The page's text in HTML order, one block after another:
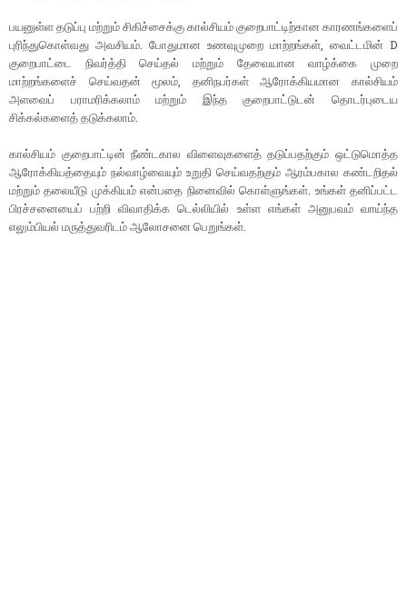
பயனுள்ள தடுப்பு மற்றும் சிகிச்சைக்கு கால்சியம் குறைபாட்டிற்கான காரணங்களைப்
புரிந்துகொள்வது அவசியம். போதுமான உணவுமுறை மாற்றங்கள், வைட்டமின் D
குறைபாட்டை நிவர்த்தி செய்தல் மற்றும் தேவையான வாழ்க்கை முறை
மாற்றங்களைச் செய்வதன் மூலம், தனிநபர்கள் ஆரோக்கியமான கால்சியம்
அளவைப் பராமரிக்கலாம் மற்றும் இந்த குறைபாட்டுடன் தொடர்புடைய
சிக்கல்களைத் தடுக்கலாம்.
கால்சியம் குறைபாட்டின் நீண்டகால விளைவுகளைத் தடுப்பதற்கும் ஒட்டுமொத்த
ஆரோக்கியத்தையும் நல்வாழ்வையும் உறுதி செய்வதற்கும் ஆரம்பகால கண்டறிதல்
மற்றும் தலையீடு முக்கியம் என்பதை நினைவில் கொள்ளுங்கள். உங்கள் தனிப்பட்ட
பிரச்சனையைப் பற்றி விவாதிக்க டெல்லியில் உள்ள எங்கள் அனுபவம் வாய்ந்த
எலும்பியல் மருத்துவரிடம் ஆலோசனை பெறுங்கள்.